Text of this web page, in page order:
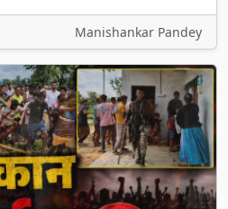
Manishankar Pandey